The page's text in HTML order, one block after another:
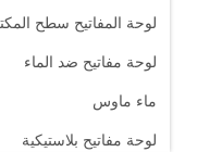
لوحة المفاتيح سطح
لوحة مفاتيح ضد الماء
ماء ماوس
لوحة مفاتيح بلاستيكية